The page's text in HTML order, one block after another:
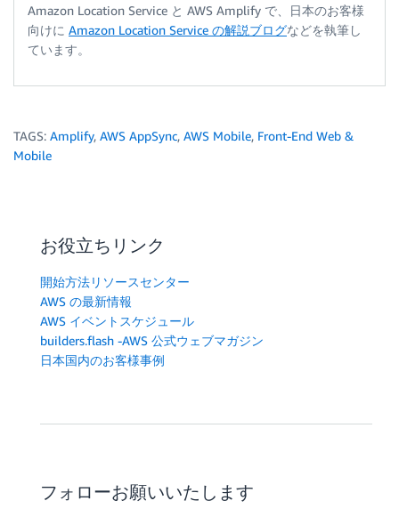
Amazon Location Service と AWS Amplify で、日本のお客様
向けに Amazon Location Service の解説ブログなどを執筆し
ています。
TAGS: Amplify, AWS AppSync, AWS Mobile, Front-End Web &
Mobile
お役立ちリンク
開始方法リソースセンター
AWS の最新情報
AWS イベントスケジュール
builders.flash -AWS 公式ウェブマガジン
日本国内のお客様事例
フォローお願いいたします